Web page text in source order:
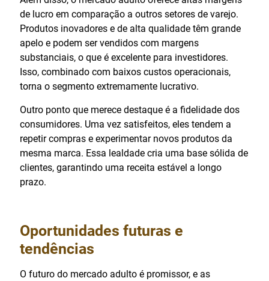
de lucro em comparação a outros setores de varejo.
Produtos inovadores e de alta qualidade têm grande
apelo e podem ser vendidos com margens
substanciais, o que é excelente para investidores.
Isso, combinado com baixos custos operacionais,
torna o segmento extremamente lucrativo.
Outro ponto que merece destaque é a fidelidade dos
consumidores. Uma vez satisfeitos, eles tendem a
repetir compras e experimentar novos produtos da
mesma marca. Essa lealdade cria uma base sólida de
clientes, garantindo uma receita estável a longo
prazo.
Oportunidades futuras e
tendências
O futuro do mercado adulto é promissor, e as